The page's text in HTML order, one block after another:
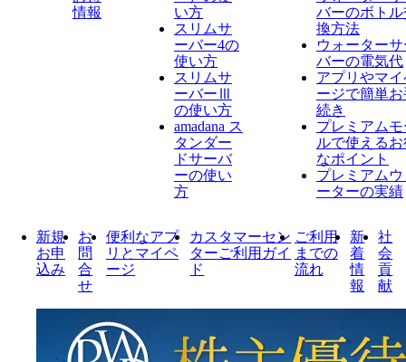
情報
い方
スリムサ
ーバー4の
使い方
スリムサ
ーバーⅢ
の使い方
amadana ス
タンダー
ドサーバ
ーの使い
方
バーのボトル
換方法
ウォーター
バーの電気代
アプリやマイ
ージで簡単お
続き
プレミアムモ
ルで使える
なポイント
プレミアムウ
ーターの実績
新規
お申
込み
お
問
合
せ
便利なアプ
リとマイペ
ージ
カスタマーセン
ターご利用ガイ
ド
ご利用
までの
流れ
新
着
情
報
社
会
貢
献